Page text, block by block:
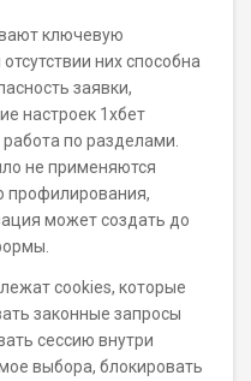
ключевую
них способна
заявки,
настроек 1хбет
по разделами.
не применяются
профилирования,
может создать до
cookies, которые
законные запросы
сессию внутри
выбора, блокировать